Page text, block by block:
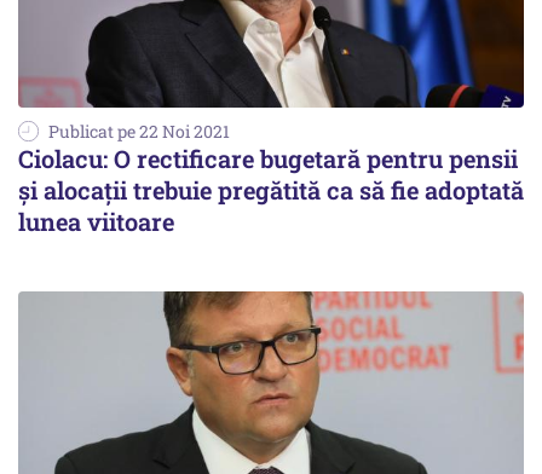
Publicat pe 22 Noi 2021
Ciolacu: O rectificare bugetară pentru pensii
şi alocaţii trebuie pregătită ca să fie adoptată
lunea viitoare